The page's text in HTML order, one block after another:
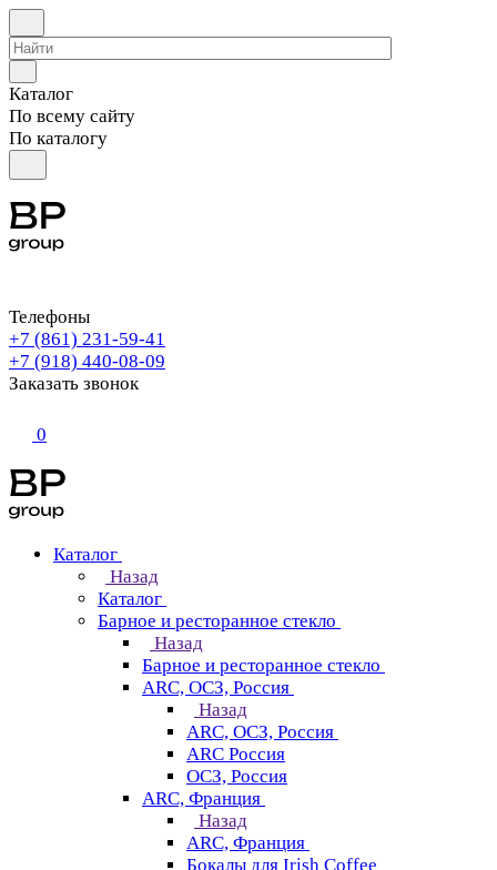
Каталог
По всему сайту
По каталогу
Телефоны
+7 (861) 231-59-41
+7 (918) 440-08-09
Заказать звонок
0
Каталог
Назад
Каталог
Барное и ресторанное стекло
Назад
Барное и ресторанное стекло
ARC, ОСЗ, Россия
Назад
ARC, ОСЗ, Россия
ARC Россия
ОСЗ, Россия
ARC, Франция
Назад
ARC, Франция
Бокалы для Irish Coffee